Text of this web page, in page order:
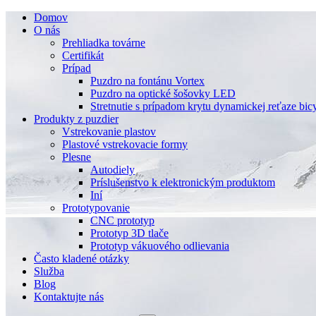
Domov
O nás
Prehliadka továrne
Certifikát
Prípad
Puzdro na fontánu Vortex
Puzdro na optické šošovky LED
Stretnutie s prípadom krytu dynamickej reťaze
Produkty z puzdier
Vstrekovanie plastov
Plastové vstrekovacie formy
Plesne
Autodiely
Príslušenstvo k elektronickým produktom
Iní
Prototypovanie
CNC prototyp
Prototyp 3D tlače
Prototyp vákuového odlievania
Často kladené otázky
Služba
Blog
Kontaktujte nás